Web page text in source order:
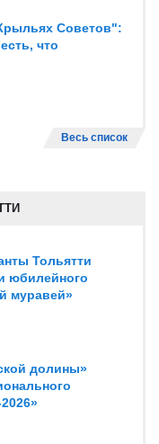
Советов":
что
Весь список
Тольятти
юбилейного
муравей»
долины»